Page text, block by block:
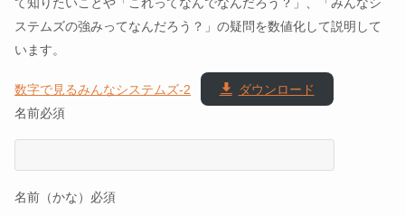
て知りたいことや「これってなんでなんだろう？」、「みんなシ
ステムズの強みってなんだろう？」の疑問を数値化して説明して
います。
数字で見るみんなシステムズ-2
ダウンロード
名前必須
名前（かな） 必須